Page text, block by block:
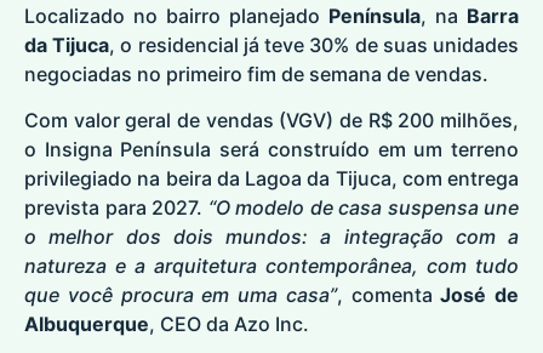
Localizado no bairro planejado Península, na Barra
da Tijuca, o residencial já teve 30% de suas unidades
negociadas no primeiro fim de semana de vendas.
Com valor geral de vendas (VGV) de R$ 200 milhões,
o Insigna Península será construído em um terreno
privilegiado na beira da Lagoa da Tijuca, com entrega
prevista para 2027. “O modelo de casa suspensa une
o melhor dos dois mundos: a integração com a
natureza e a arquitetura contemporânea, com tudo
que você procura em uma casa”, comentaJosé de
Albuquerque, CEO da Azo Inc.